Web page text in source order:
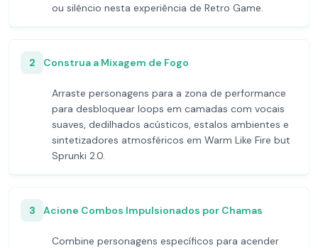
ou silêncio nesta experiência de Retro Game.
2 Construa a Mixagem de Fogo
Arraste personagens para a zona de performance
para desbloquear loops em camadas com vocais
suaves, dedilhados acústicos, estalos ambientes e
sintetizadores atmosféricos em Warm Like Fire but
Sprunki 2.0.
3 Acione Combos Impulsionados por Chamas
Combine personagens específicos para acender